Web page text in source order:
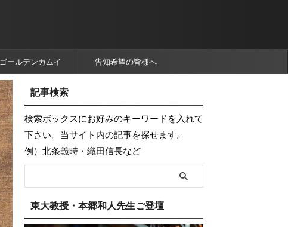
ゴールデンカムイ 告知希望の皆様へ
記事検索
検索ボックスにお好みのキーワードを入れて
下さい。当サイト内の記事を探せます。
例）北条義時・織田信長など
東大教授・本郷和人先生ご登壇